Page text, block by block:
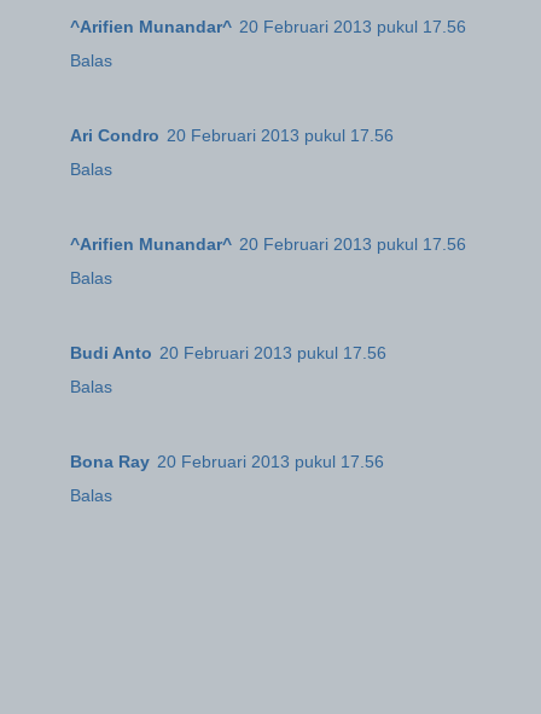
^Arifien Munandar^ 20 Februari 2013 pukul 17.56
Balas
Ari Condro 20 Februari 2013 pukul 17.56
Balas
^Arifien Munandar^ 20 Februari 2013 pukul 17.56
Balas
Budi Anto 20 Februari 2013 pukul 17.56
Balas
Bona Ray 20 Februari 2013 pukul 17.56
Balas